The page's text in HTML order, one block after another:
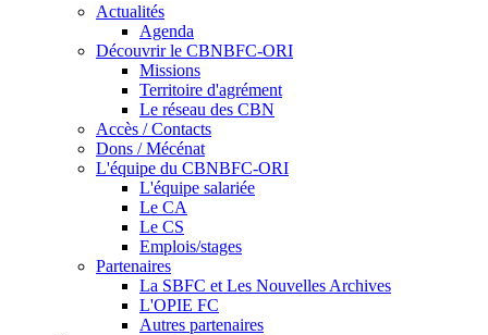
Actualités
Agenda
Découvrir le CBNBFC-ORI
Missions
Territoire d'agrément
Le réseau des CBN
Accès / Contacts
Dons / Mécénat
L'équipe du CBNBFC-ORI
L'équipe salariée
Le CA
Le CS
Emplois/stages
Partenaires
La SBFC et Les Nouvelles Archives
L'OPIE FC
Autres partenaires